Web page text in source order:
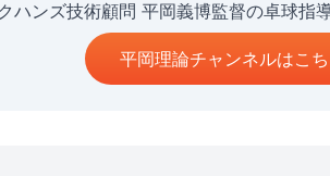
ハンズ技術顧問 平岡義博監督の卓球指
平岡理論チャンネルはこ